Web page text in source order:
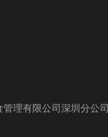
理有限公司深圳分公司